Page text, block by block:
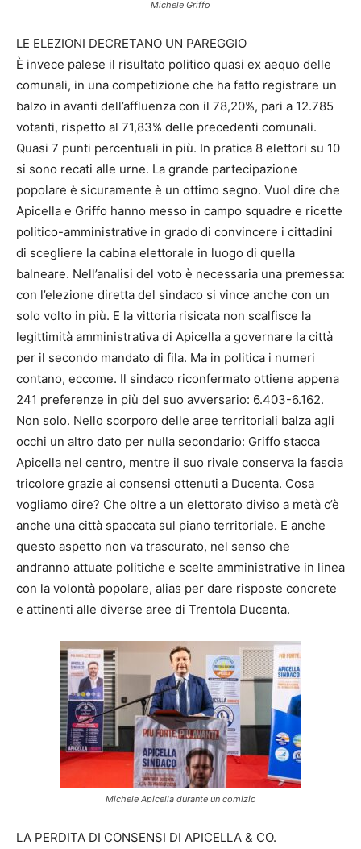
Michele Griffo
LE ELEZIONI DECRETANO UN PAREGGIO
È invece palese il risultato politico quasi ex aequo delle
comunali, in una competizione che ha fatto registrare un
balzo in avanti dell’affluenza con il 78,20%, pari a 12.785
votanti, rispetto al 71,83% delle precedenti comunali.
Quasi 7 punti percentuali in più. In pratica 8 elettori su 10
si sono recati alle urne. La grande partecipazione
popolare è sicuramente è un ottimo segno. Vuol dire che
Apicella e Griffo hanno messo in campo squadre e ricette
politico-amministrative in grado di convincere i cittadini
di scegliere la cabina elettorale in luogo di quella
balneare. Nell’analisi del voto è necessaria una premessa:
con l’elezione diretta del sindaco si vince anche con un
solo volto in più. E la vittoria risicata non scalfisce la
legittimità amministrativa di Apicella a governare la città
per il secondo mandato di fila. Ma in politica i numeri
contano, eccome. Il sindaco riconfermato ottiene appena
241 preferenze in più del suo avversario: 6.403-6.162.
Non solo. Nello scorporo delle aree territoriali balza agli
occhi un altro dato per nulla secondario: Griffo stacca
Apicella nel centro, mentre il suo rivale conserva la fascia
tricolore grazie ai consensi ottenuti a Ducenta. Cosa
vogliamo dire? Che oltre a un elettorato diviso a metà c’è
anche una città spaccata sul piano territoriale. E anche
questo aspetto non va trascurato, nel senso che
andranno attuate politiche e scelte amministrative in linea
con la volontà popolare, alias per dare risposte concrete
e attinenti alle diverse aree di Trentola Ducenta.
Michele Apicella durante un comizio
LA PERDITA DI CONSENSI DI APICELLA & CO.